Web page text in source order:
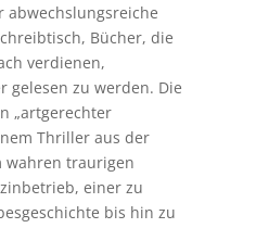
abwechslungsreiche
Bücher, die
verdienen,
gelesen zu werden. Die
„artgerechter
Thriller aus der
wahren traurigen
einer zu
bis hin zu